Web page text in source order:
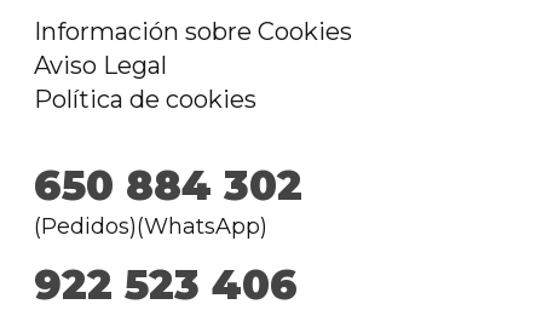
Información sobre Cookies
Aviso Legal
Política de cookies
650 884 302
(Pedidos)(WhatsApp)
922 523 406